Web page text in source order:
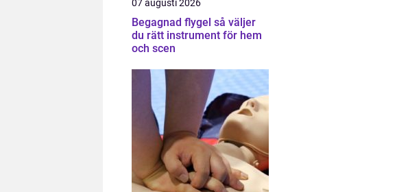
07 augusti 2026
Begagnad flygel så väljer
du rätt instrument för hem
och scen